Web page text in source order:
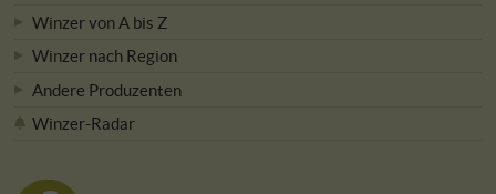
Winzer von A bis Z
Winzer nach Region
Andere Produzenten
Winzer-Radar